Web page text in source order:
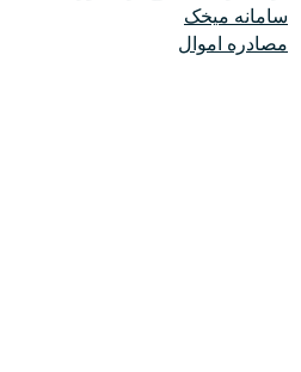
سامانه میخک
مصادره اموال